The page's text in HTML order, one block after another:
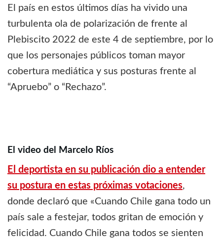
El país en estos últimos días ha vivido una
turbulenta ola de polarización de frente al
Plebiscito 2022 de este 4 de septiembre, por lo
que los personajes públicos toman mayor
cobertura mediática y sus posturas frente al
“Apruebo” o “Rechazo”.
El video del Marcelo Ríos
El deportista en su publicación dio a entender
su postura en estas próximas votaciones,
donde declaró que «Cuando Chile gana todo un
país sale a festejar, todos gritan de emoción y
felicidad. Cuando Chile gana todos se sienten